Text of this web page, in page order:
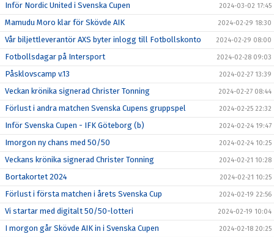
Inför Nordic United i Svenska Cupen 2024-03-02 17:45
Mamudu Moro klar för Skövde AIK 2024-02-29 18:30
Vår biljettleverantör AXS byter inlogg till Fotbollskonto 2024-02-29 08:00
Fotbollsdagar på Intersport 2024-02-28 09:03
Påsklovscamp v.13 2024-02-27 13:39
Veckan krönika signerad Christer Tonning 2024-02-27 08:44
Förlust i andra matchen Svenska Cupens gruppspel 2024-02-25 22:32
Inför Svenska Cupen - IFK Göteborg (b) 2024-02-24 19:47
Imorgon ny chans med 50/50 2024-02-24 10:25
Veckans krönika signerad Christer Tonning 2024-02-21 10:28
Bortakortet 2024 2024-02-21 10:25
Förlust i första matchen i årets Svenska Cup 2024-02-19 22:56
Vi startar med digitalt 50/50-lotteri 2024-02-19 10:04
I morgon går Skövde AIK in i Svenska Cupen 2024-02-18 20:25